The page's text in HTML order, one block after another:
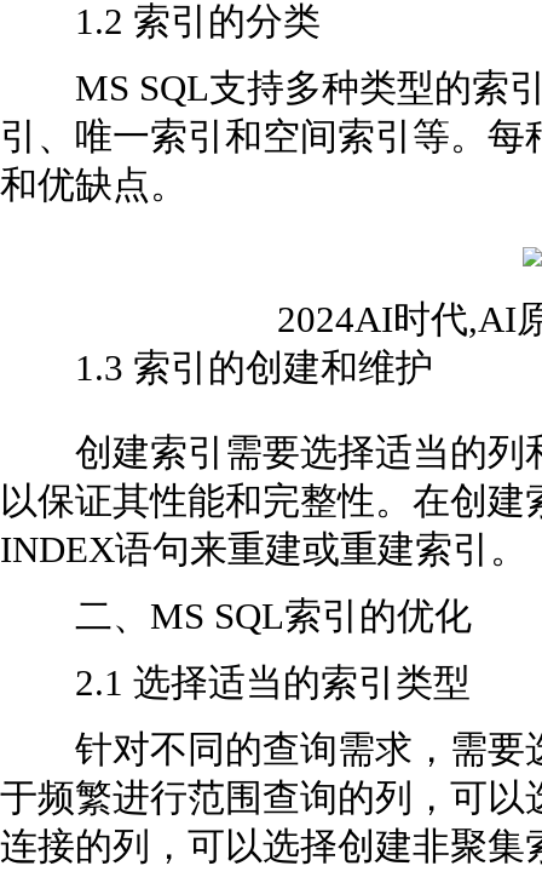
1.2 索引的分类
MS SQL支持多种类型的索
引、唯一索引和空间索引等。
和优缺点。
2024AI时代,AI
1.3 索引的创建和维护
创建索引需要选择适当的列
以保证其性能和完整性。在创建
INDEX语句来重建或重建索引。
二、MS SQL索引的优化
2.1 选择适当的索引类型
针对不同的查询需求，需要
于频繁进行范围查询的列，可
连接的列，可以选择创建非聚集